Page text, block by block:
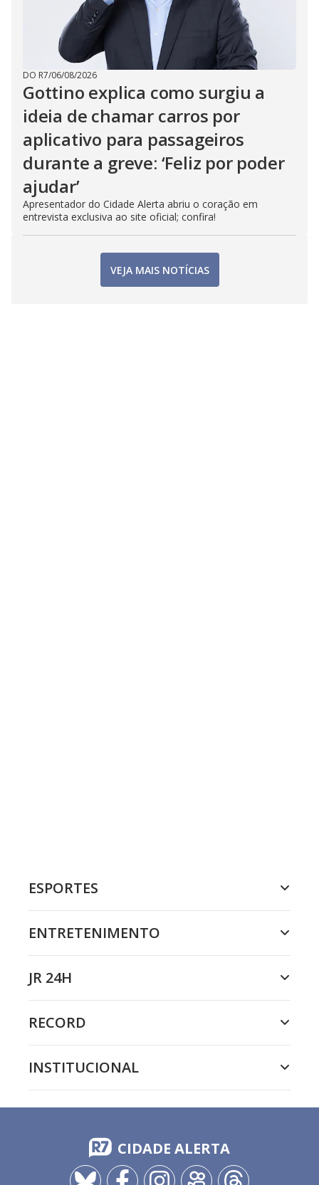
DO R7/06/08/2026
Gottino explica como surgiu a
ideia de chamar carros por
aplicativo para passageiros
durante a greve: ‘Feliz por poder
ajudar’
Apresentador do Cidade Alerta abriu o coração em
entrevista exclusiva ao site oficial; confira!
VEJA MAIS NOTÍCIAS
ESPORTES
ENTRETENIMENTO
JR 24H
RECORD
INSTITUCIONAL
CIDADE ALERTA